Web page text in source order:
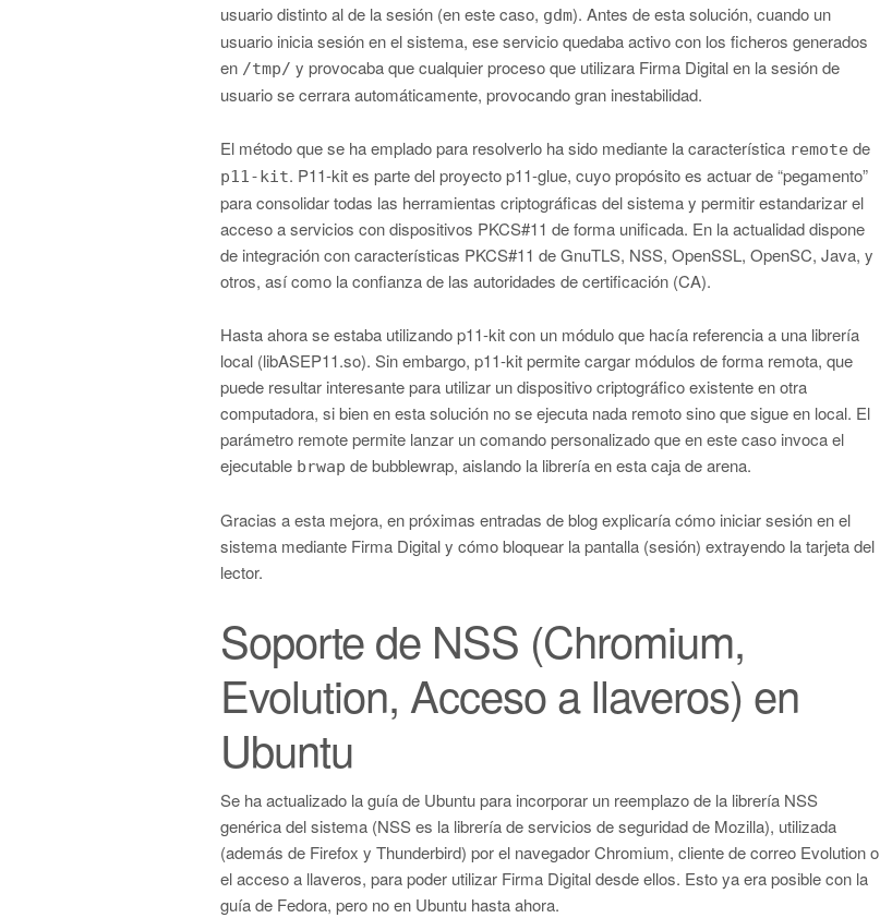
usuario distinto al de la sesión (en este caso, gdm). Antes de esta solución, cuando un
usuario inicia sesión en el sistema, ese servicio quedaba activo con los ficheros generados
en /tmp/ y provocaba que cualquier proceso que utilizara Firma Digital en la sesión de
usuario se cerrara automáticamente, provocando gran inestabilidad.
El método que se ha emplado para resolverlo ha sido mediante la característica remote de
p11-kit. P11-kit es parte del proyecto p11-glue, cuyo propósito es actuar de “pegamento”
para consolidar todas las herramientas criptográficas del sistema y permitir estandarizar el
acceso a servicios con dispositivos PKCS#11 de forma unificada. En la actualidad dispone
de integración con características PKCS#11 de GnuTLS, NSS, OpenSSL, OpenSC, Java, y
otros, así como la confianza de las autoridades de certificación (CA).
Hasta ahora se estaba utilizando p11-kit con un módulo que hacía referencia a una librería
local (libASEP11.so). Sin embargo, p11-kit permite cargar módulos de forma remota, que
puede resultar interesante para utilizar un dispositivo criptográfico existente en otra
computadora, si bien en esta solución no se ejecuta nada remoto sino que sigue en local. El
parámetro remote permite lanzar un comando personalizado que en este caso invoca el
ejecutable brwap de bubblewrap, aislando la librería en esta caja de arena.
Gracias a esta mejora, en próximas entradas de blog explicaría cómo iniciar sesión en el
sistema mediante Firma Digital y cómo bloquear la pantalla (sesión) extrayendo la tarjeta del
lector.
Soporte de NSS (Chromium,
Evolution, Acceso a llaveros) en
Ubuntu
Se ha actualizado la guía de Ubuntu para incorporar un reemplazo de la librería NSS
genérica del sistema (NSS es la librería de servicios de seguridad de Mozilla), utilizada
(además de Firefox y Thunderbird) por el navegador Chromium, cliente de correo Evolution o
el acceso a llaveros, para poder utilizar Firma Digital desde ellos. Esto ya era posible con la
guía de Fedora, pero no en Ubuntu hasta ahora.